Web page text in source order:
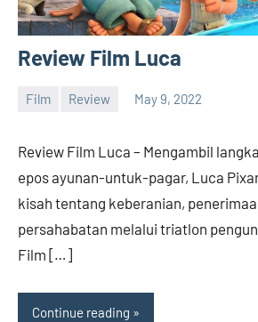
Review Film Luca
Film Review May 9, 2022
Review Film Luca – Mengambil
epos ayunan-untuk-pagar, Luca
kisah tentang keberanian,
persahabatan melalui triatlon
Film […]
Continue reading